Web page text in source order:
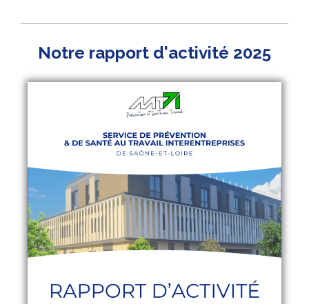
Notre rapport d'activité 2025